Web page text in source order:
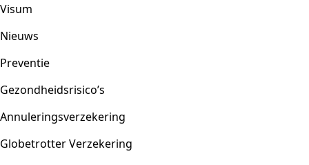
Visum
Nieuws
Preventie
Gezondheidsrisico’s
Annuleringsverzekering
Globetrotter Verzekering